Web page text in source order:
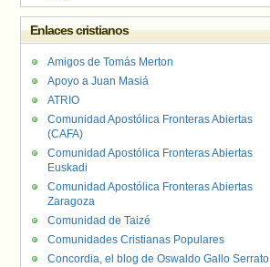
Enlaces cristianos
Amigos de Tomás Merton
Apoyo a Juan Masiá
ATRIO
Comunidad Apostólica Fronteras Abiertas
(CAFA)
Comunidad Apostólica Fronteras Abiertas
Euskadi
Comunidad Apostólica Fronteras Abiertas
Zaragoza
Comunidad de Taizé
Comunidades Cristianas Populares
Concordia, el blog de Oswaldo Gallo Serrato